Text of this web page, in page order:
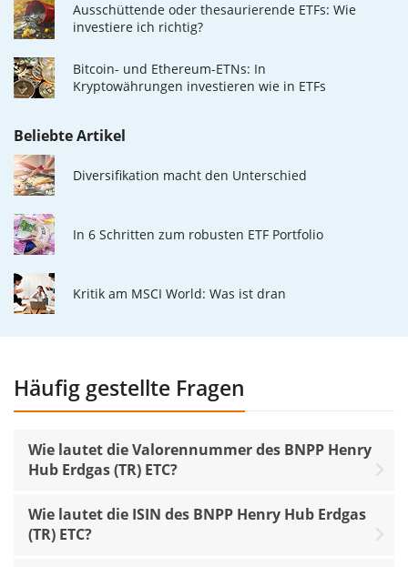
Ausschüttende oder thesaurierende ETFs: Wie
investiere ich richtig?
Bitcoin- und Ethereum-ETNs: In
Kryptowährungen investieren wie in ETFs
Beliebte Artikel
Diversifikation macht den Unterschied
In 6 Schritten zum robusten ETF Portfolio
Kritik am MSCI World: Was ist dran
Häufig gestellte Fragen
Wie lautet die Valorennummer des BNPP Henry
Hub Erdgas (TR) ETC?
Wie lautet die ISIN des BNPP Henry Hub Erdgas
(TR) ETC?